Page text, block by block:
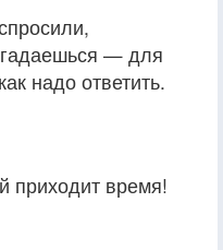
— для
надо ответить.
приходит время!